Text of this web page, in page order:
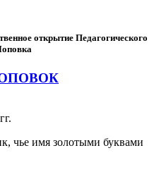
открытие Педагогического
чье имя золотыми буквами